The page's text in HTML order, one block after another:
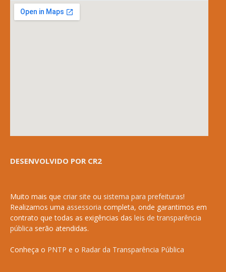
DESENVOLVIDO POR CR2
Muito mais que criar site ou sistema para prefeituras!
Realizamos uma assessoria completa, onde garantimos em
contrato que todas as exigências das leis de transparência
pública serão atendidas.
Conheça o PNTP e o Radar da Transparência Pública